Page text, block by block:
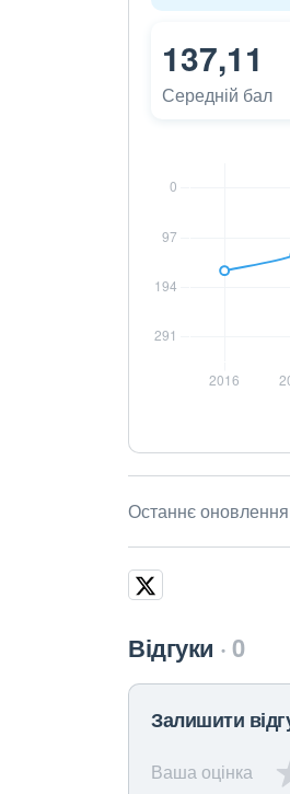
137,11
Середній бал
Останнє
Відгуки 0
Залишити
Ваша оцінка